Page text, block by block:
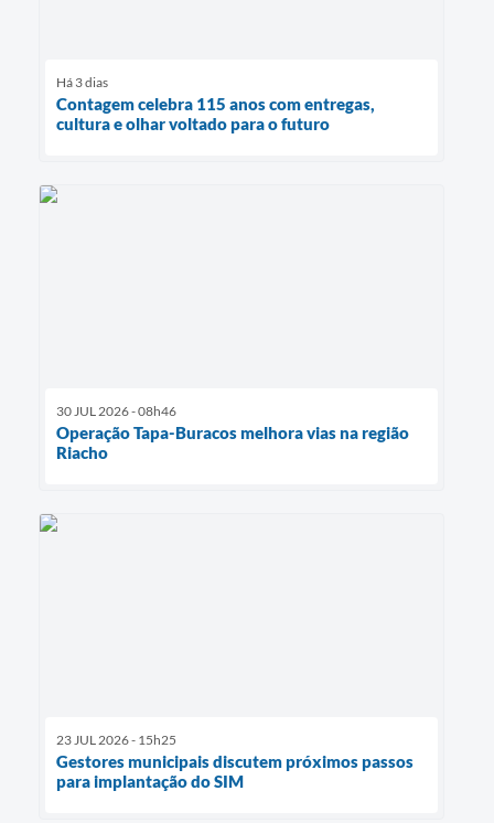
Há 3 dias
Contagem celebra 115 anos com entregas,
cultura e olhar voltado para o futuro
30 JUL 2026 - 08h46
Operação Tapa-Buracos melhora vias na região
Riacho
23 JUL 2026 - 15h25
Gestores municipais discutem próximos passos
para implantação do SIM